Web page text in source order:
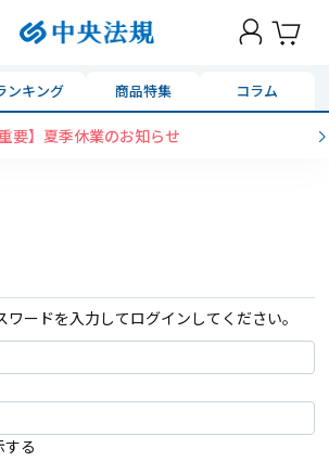
ンキング 商品特集 コラム
重要】夏季休業のお知らせ
ードを入力してログインしてください。
る